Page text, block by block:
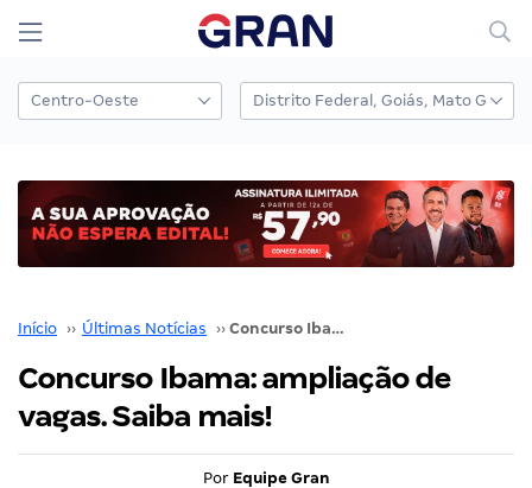
Início ›› Últimas Notícias ›› Concurso Ibama: ampliação de vagas. Saiba mais!
Concurso Ibama: ampliação de
vagas. Saiba mais!
Por Equipe Gran